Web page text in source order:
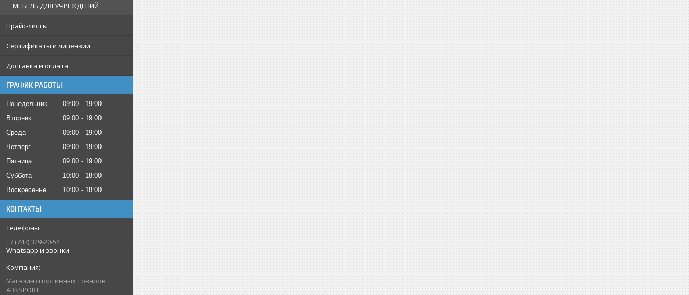
МЕБЕЛЬ ДЛЯ УЧРЕЖДЕНИЙ
Прайс-листы
Сертификаты и лицензии
Доставка и оплата
ГРАФИК РАБОТЫ
Понедельник 09:00
19:00
Вторник
09:00
19:00
Среда
09:00
19:00
Четверг
09:00
19:00
Пятница
09:00
19:00
Суббота
10:00
18:00
Воскресенье
10:00 18:00
КОНТАКТЫ
+7 (747) 329-20-54
Whatsapp и звонки
Магазин спортивных товаров
ABKSPORT